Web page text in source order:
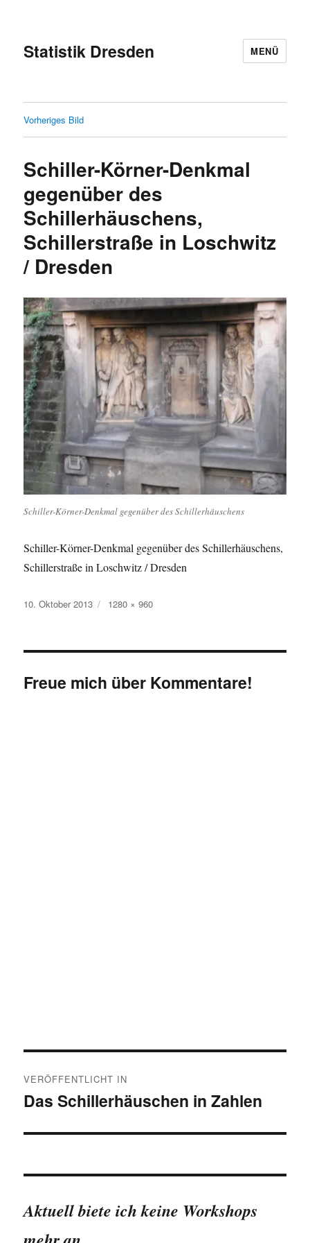
Statistik Dresden MENÜ
Vorheriges Bild
Schiller-Körner-Denkmal
gegenüber des
Schillerhäuschens,
Schillerstraße in Loschwitz
/ Dresden
Schiller-Körner-Denkmal gegenüber des Schillerhäuschens
Schiller-Körner-Denkmal gegenüber des Schillerhäuschens,
Schillerstraße in Loschwitz / Dresden
Veröffentlicht
10. Oktober 2013 Originalgröße
1280 × 960
Freue mich über Kommentare!
VERÖFFENTLICHT IN
Das Schillerhäuschen in Zahlen
Aktuell biete ich keine Workshops